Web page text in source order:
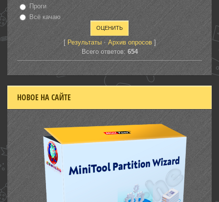
Проги
Всё качаю
[ Результаты· Архив опросов]
Всего ответов: 654
НОВОЕ НА САЙТЕ